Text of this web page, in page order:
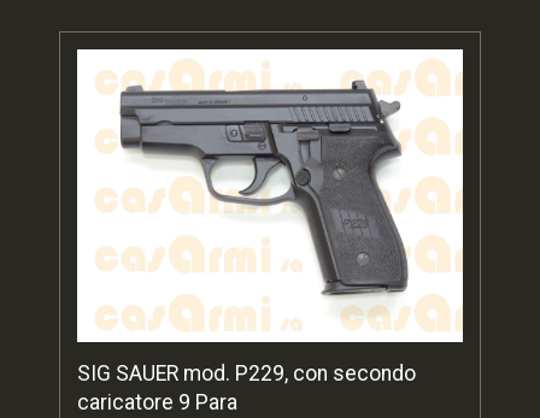
SIG SAUER mod. P229, con secondo
caricatore 9 Para